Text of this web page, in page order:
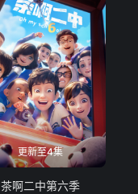
更新至4集
茶啊二中第六季